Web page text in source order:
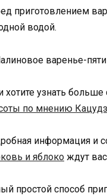
приготовлением
водой.
варенье-
хотите узнать больше
по мнению
информация и
и яблоко ждут
простой способ